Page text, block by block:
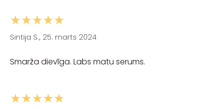
★★★★★
Sintija S., 25. marts 2024
Smarža dievīga. Labs matu serums.
★★★★★